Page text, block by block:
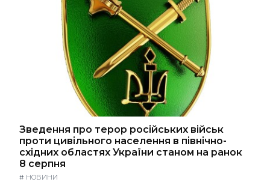
Зведення про терор російських військ
проти цивільного населення в північно-
східних областях України станом на ранок
8 серпня
# НОВИНИ